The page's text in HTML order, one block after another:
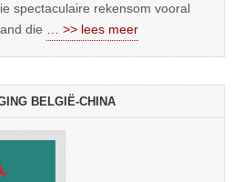
spectaculaire rekensom vooral
die
… >> lees meer
BELGIË-CHINA